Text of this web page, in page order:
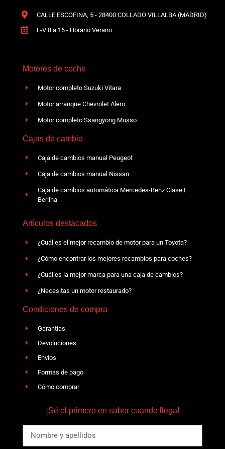
CALLE ESCOFINA, 5 - 28400 COLLADO VILLALBA (MADRID)
L-V 8 a 16 - Horario Verano
Motores de coche
Motor completo Suzuki Vitara
Motor arranque Chevrolet Alero
Motor completo Ssangyong Musso
Cajas de cambio
Caja de cambios manual Peugeot
Caja de cambios manual Nissan
Caja de cambios automática Mercedes-Benz Clase E
Berlina
Artículos destacados
¿Cuál es el mejor recambio de motor para un Toyota?
¿Cómo encontrar los mejores recambios para coches?
¿Cuál es la mejor marca para una caja de cambios?
¿Necesitas un motor restaurado?
Condiciones de compra
Garantías
Devoluciones
Envíos
Formas de pago
Cómo comprar
¡Sé el primero en saber cuando llega!